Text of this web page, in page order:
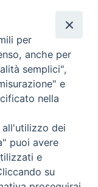
per
anche per
semplici",
e
nella
dei
puoi avere
e
su